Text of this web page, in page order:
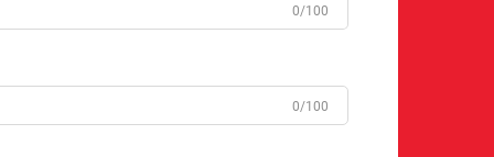
0/100
0/100